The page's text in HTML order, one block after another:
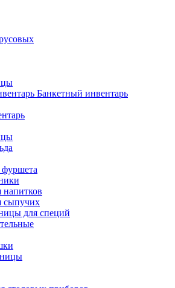
Банкетный инвентарь
фуршета
напитков
сыпучих
для специй